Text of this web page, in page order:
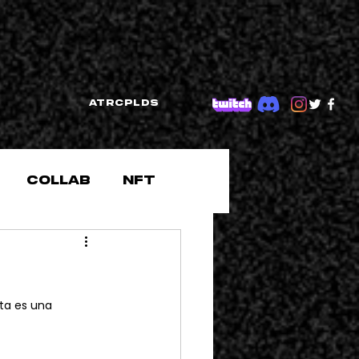
ATRCPLDS
Collab NFT
es una